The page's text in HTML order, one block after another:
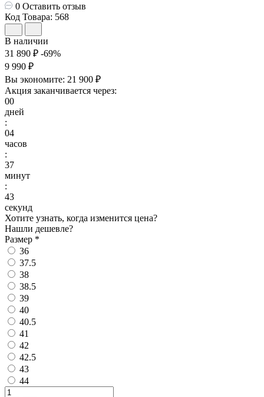
0 Оставить отзыв
Код Товара: 568
В наличии
31 890 ₽ -69%
9 990 ₽
Вы экономите: 21 900 ₽
Акция заканчивается через:
00
дней
:
04
часов
:
37
минут
:
42
секунд
Хотите узнать, когда изменится цена?
Нашли дешевле?
Размер *
36
37.5
38
38.5
39
40
40.5
41
42
42.5
43
44